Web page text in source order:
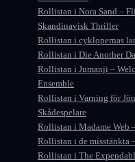
Rollistan i Nora Sand –
Skandinavisk Thriller
Rollistan i cyklopernas
Rollistan i Die Another
Rollistan i Jumanji –
Ensemble
Rollistan i Varning för
Skådespelare
Rollistan i Madame Web
Rollistan i de misstänkta
Rollistan i The